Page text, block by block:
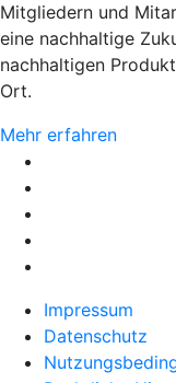
Mitgliedern und
eine nachhaltige
nachhaltigen
Ort.
Mehr erfahren
Impressum
Datenschutz